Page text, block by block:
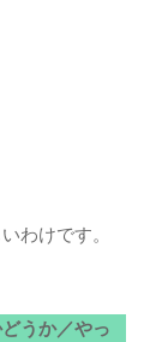
わけです。
うか／やっ